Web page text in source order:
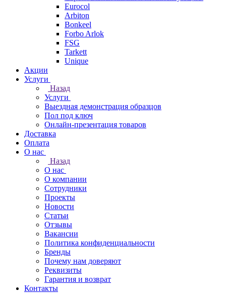
Eurocol
Arbiton
Bonkeel
Forbo Arlok
FSG
Tarkett
Unique
Акции
Услуги
Назад
Услуги
Выездная демонстрация образцов
Пол под ключ
Онлайн-презентация товаров
Доставка
Оплата
О нас
Назад
О нас
О компании
Сотрудники
Проекты
Новости
Статьи
Отзывы
Вакансии
Политика конфиденциальности
Бренды
Почему нам доверяют
Реквизиты
Гарантия и возврат
Контакты